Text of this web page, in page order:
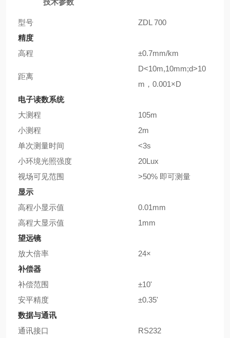
技术参数
型号
ZDL 700
精度
高程
±0.7mm/km
距离
D<10m,10mm;d>10
m，0.001×D
电子读数系统
大测程
105m
小测程
2m
单次测量时间
<3s
小环境光照强度
20Lux
视场可见范围
>50% 即可测量
显示
高程小显示值
0.01mm
高程大显示值
1mm
望远镜
放大倍率
24×
补偿器
补偿范围
±10'
安平精度
±0.35'
数据与通讯
通讯接口
RS232